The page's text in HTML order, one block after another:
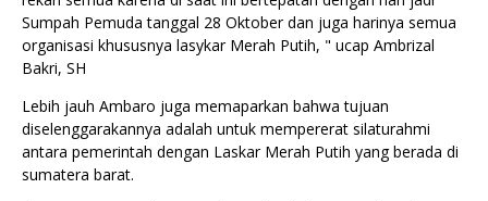
Sumpah Pemuda tanggal 28 Oktober dan juga harinya semua
organisasi khususnya lasykar Merah Putih, " ucap Ambrizal
Bakri, SH
Lebih jauh Ambaro juga memaparkan bahwa tujuan
diselenggarakannya adalah untuk mempererat silaturahmi
antara pemerintah dengan Laskar Merah Putih yang berada di
sumatera barat.